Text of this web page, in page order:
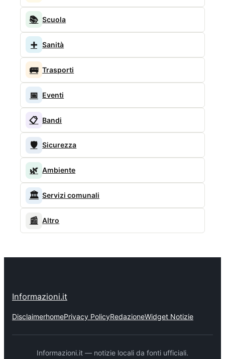
📚 Scuola
➕ Sanità
🚌 Trasporti
📅 Eventi
📋 Bandi
🛡️ Sicurezza
🌿 Ambiente
🏛️ Servizi comunali
📰 Altro
Informazioni.it
DisclaimerhomePrivacy PolicyRedazioneWidget Notizie
Informazioni.it — notizie locali da fonti ufficiali.